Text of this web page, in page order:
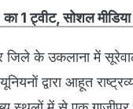
1 ट्वीट, सोशल
जिले के उकलाना में
द्वारा आहूत